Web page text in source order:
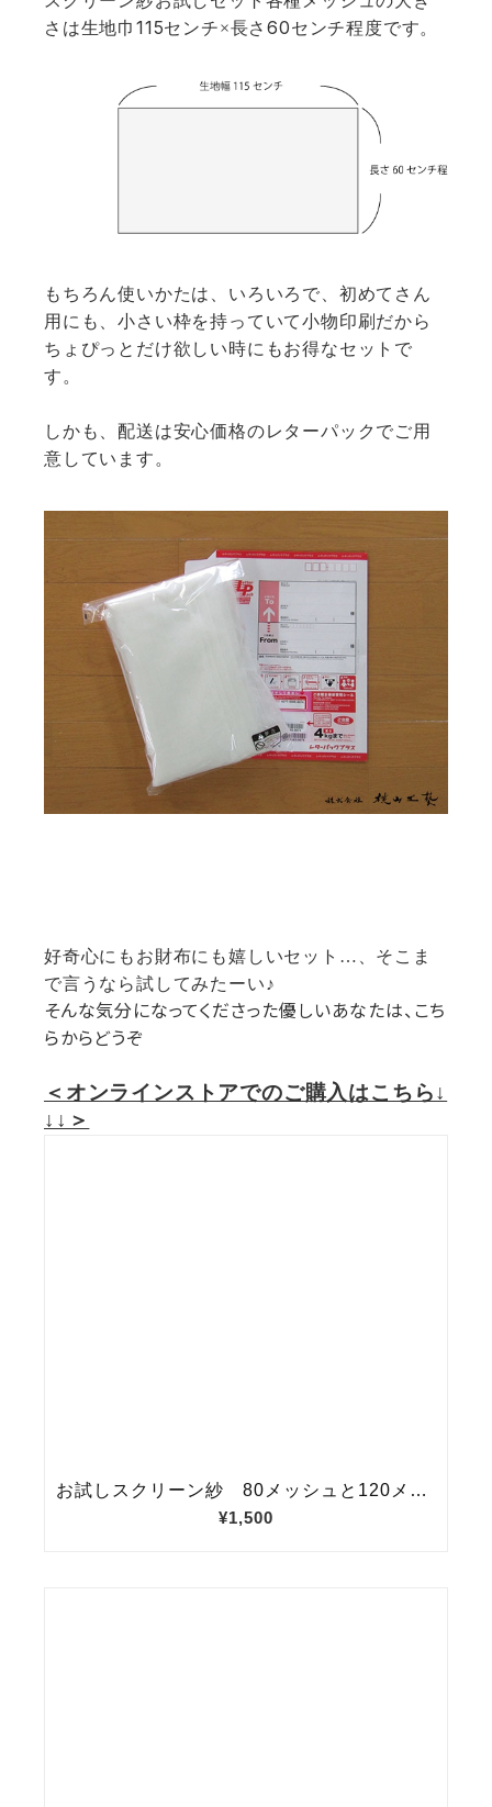
さは生地巾 115センチ×長さ60センチ程度です。
もちろん使いかたは、いろいろで、初めてさん
用にも、小さい枠を持っていて小物印刷だから
ちょぴっとだけ欲しい時にもお得なセットで
す。
しかも、配送は安心価格のレターパックでご用
意しています。
好奇心にもお財布にも嬉しいセット…、そこま
で言うなら試してみたーい♪
そんな気分になってくださった優しいあなたは、こち
らからどうぞ
＜オンラインストアでのご購入はこちら↓
↓↓＞